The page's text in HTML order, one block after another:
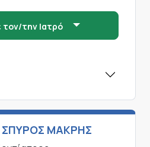
τον/την Ιατρό
ΣΠΥΡΟΣ ΜΑΚΡΗΣ